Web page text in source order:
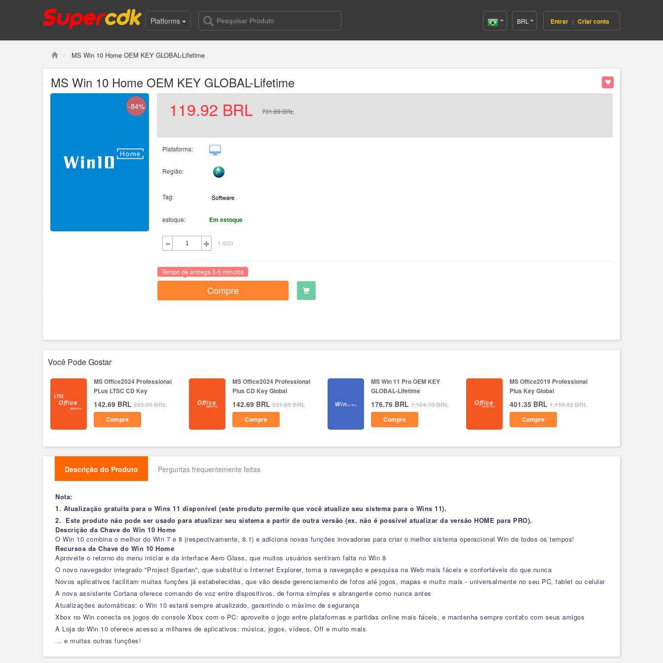
Platforms Brazil(Português)
BRL Entrar | Criar conta
MS Win 10 Home OEM KEY GLOBAL-Lifetime
MS Win 10 Home OEM KEY GLOBAL-Lifetime
-84% 119.92 BRL 731.89BRL
Plataforma:
Região:
Tag:
estoque: Em estoque
1-500
Tempo de entrega 3-5 minutos
Compre
Você Pode Gostar
MS Office2024 Professional
PLus LTSC CD Key
142.69 BRL 225.86BRL
Compre
MS Office2024 Professional
Plus CD Key Global
142.69 BRL 231.69BRL
Compre
MS Win 11 Pro OEM KEY
GLOBAL-Lifetime
176.76 BRL 1,164.78BRL
Compre
MS Office2019 Professional
Plus Key Global
401.35 BRL 1,159.02BRL
Compre
Descrição do Produto Perguntas frequentemente feitas
Nota:
1. Atualização gratuita para o Wins 11 disponível (este produto permite que você atualize seu sistema para o Wins 11).
2. Este produto não pode ser usado para atualizar seu sistema a partir de outra versão (ex. não é possível atualizar da versão HOME para PRO).
Descrição da Chave do Win 10 Home
O Win 10 combina o melhor do Win 7 e 8 (respectivamente, 8.1) e adiciona novas funções inovadoras para criar o melhor sistema operacional Win de todos os tempos!
Recursos da Chave do Win 10 Home
Aproveite o retorno do menu iniciar e da interface Aero Glass, que muitos usuários sentiram falta no Win 8
O novo navegador integrado "Project Spartan", que substitui o Internet Explorer, torna a navegação e pesquisa na Web mais fáceis e confortáveis do que nunca
Novos aplicativos facilitam muitas funções já estabelecidas, que vão desde gerenciamento de fotos até jogos, mapas e muito mais - universalmente no seu PC, tablet ou celular
A nova assistente Cortana oferece comando de voz entre dispositivos, de forma simples e abrangente como nunca antes
Atualizações automáticas: o Win 10 estará sempre atualizado, garantindo o máximo de segurança
Xbox no Win conecta os jogos do console Xbox com o PC: aproveite o jogo entre plataformas e partidas online mais fáceis, e mantenha sempre contato com seus amigos
A Loja do Win 10 oferece acesso a milhares de aplicativos: música, jogos, vídeos, Off e muito mais
... e muitas outras funções!